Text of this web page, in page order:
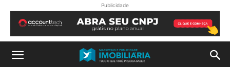
Publicidade